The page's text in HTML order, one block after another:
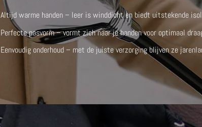
Altijd warme handen – leer is winddicht en biedt uitstekende
Perfecte pasvorm – vormt zich naar je handen voor optimaal
Eenvoudig onderhoud – met de juiste verzorging blijven ze